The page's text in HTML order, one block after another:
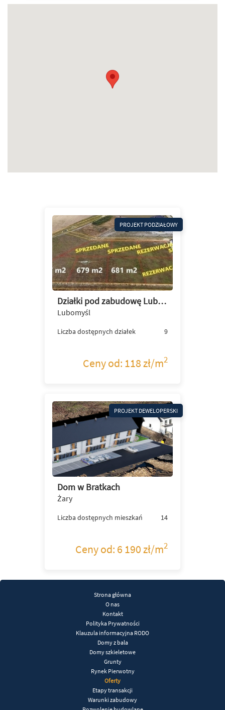
PROJEKT PODZIAŁOWY
Działki pod zabudowę Lubomyśl przy granicy Żar
Lubomyśl
Liczba dostępnych działek 9
Ceny od: 118 zł/m2
PROJEKT DEWELOPERSKI
Dom w Bratkach
Żary
Liczba dostępnych mieszkań 14
Ceny od: 6 190 zł/m2
Strona główna
O nas
Kontakt
Polityka Prywatności
Klauzula informacyjna RODO
Domy z bala
Domy szkieletowe
Grunty
Rynek Pierwotny
Oferty
Etapy transakcji
Warunki zabudowy